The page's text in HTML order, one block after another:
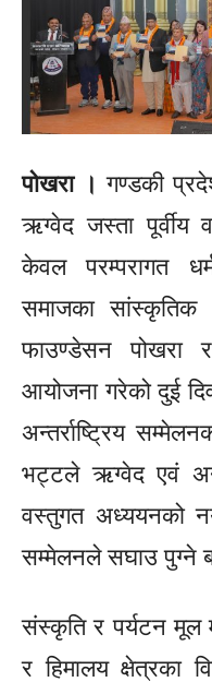
पोखरा । गण्डकी
ऋग्वेद जस्ता पूर्वीय
केवल परम्परागत
समाजका
फाउण्डेसन पोखरा
आयोजना गरेको दुई
अन्तर्राष्ट्रिय
भट्टले ऋग्वेद एवं
वस्तुगत अध्ययनको
सम्मेलनले सघाउ पुग्ने
संस्कृति र पर्यटन मूल
र हिमालय क्षेत्रका